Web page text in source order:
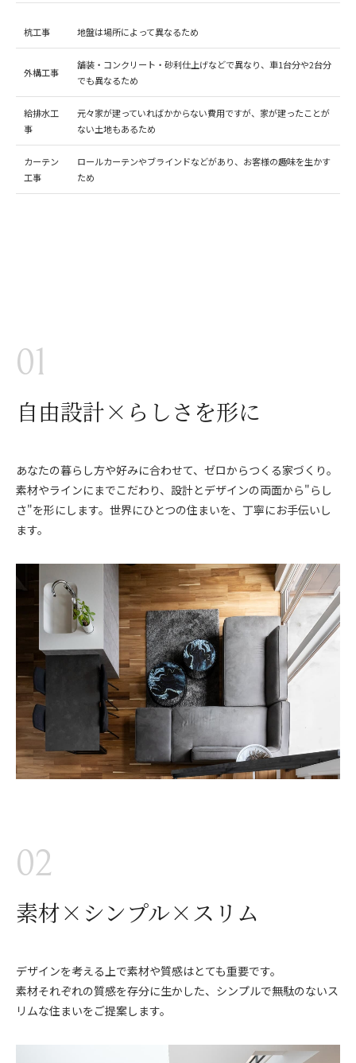
杭工事 地盤は場所によって異なるため
外構工事
舗装・コンクリート・砂利仕上げなどで異なり、車1台分や2台分
でも異なるため
給排水工
事
元々家が建っていればかからない費用ですが、家が建ったことが
ない土地もあるため
カーテン
工事
ロールカーテンやブラインドなどがあり、お客様の趣味を生かす
ため
01
自由設計×らしさを形に
あなたの暮らし方や好みに合わせて、ゼロからつくる家づくり。
素材やラインにまでこだわり、設計とデザインの両面から"らし
さ"を形にします。世界にひとつの住まいを、丁寧にお手伝いし
ます。
02
素材×シンプル×スリム
デザインを考える上で素材や質感はとても重要です。
素材それぞれの質感を存分に生かした、シンプルで無駄のないス
リムな住まいをご提案します。